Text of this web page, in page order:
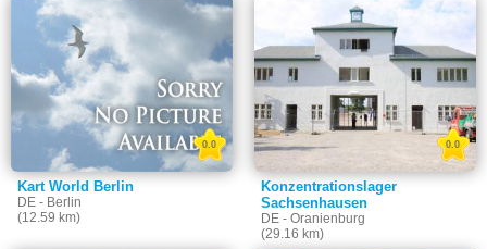
Kart World Berlin
DE - Berlin
(12.59 km)
0.0
Konzentrationslager
Sachsenhausen
DE - Oranienburg
(29.16 km)
0.0